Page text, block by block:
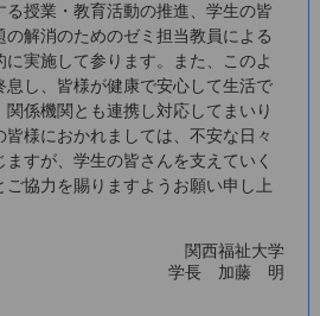
る授業・教育活動の推進、学生の皆
の解消のためのゼミ担当教員による
実施して参ります。また、このよ
息し、皆様が健康で安心して生活で
係機関とも連携し対応してまいり
皆様におかれましては、不安な日々
すが、学生の皆さんを支えていく
協力を賜りますようお願い申し上
関西福祉大学
学長 加藤 明